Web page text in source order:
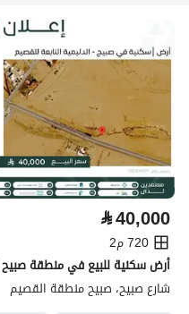
⃁40,000
720 م2
أرض سكنية للبيع في منطقة
شارع صبيح، صبيح منطقة القصيم